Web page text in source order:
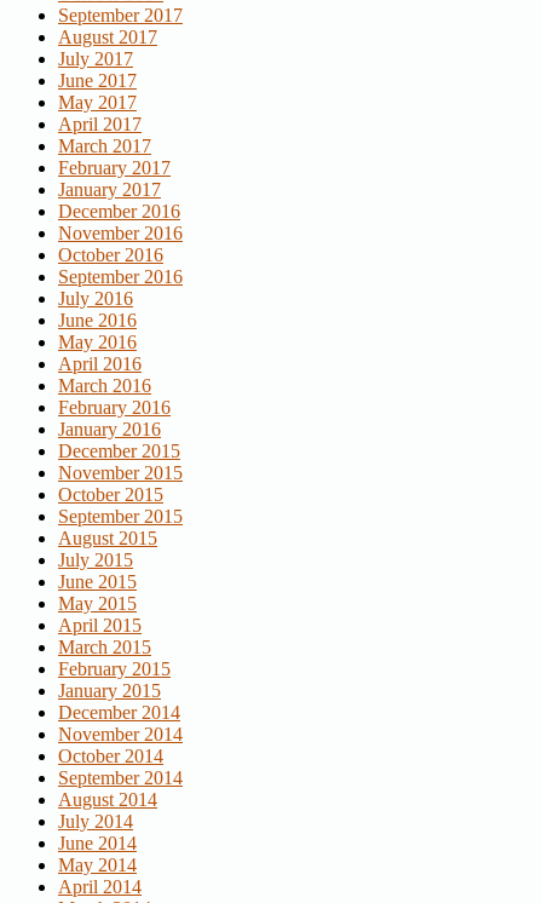
September 2017
August 2017
July 2017
June 2017
May 2017
April 2017
March 2017
February 2017
January 2017
December 2016
November 2016
October 2016
September 2016
July 2016
June 2016
May 2016
April 2016
March 2016
February 2016
January 2016
December 2015
November 2015
October 2015
September 2015
August 2015
July 2015
June 2015
May 2015
April 2015
March 2015
February 2015
January 2015
December 2014
November 2014
October 2014
September 2014
August 2014
July 2014
June 2014
May 2014
April 2014